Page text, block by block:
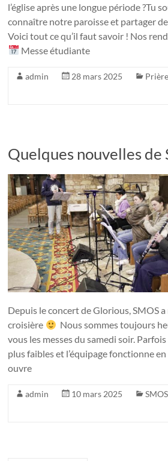
l’église après une longue période ?Tu
connaître notre paroisse et partager
Voici tout ce qu’il faut savoir ! Nos
Messe étudiante
admin 28 mars 2025 Prière
Quelques nouvelles de
Depuis le concert de Glorious, SMOS
croisière
Nous sommes toujours
vous les messes du samedi soir.
plus faibles et l’équipage fonctionne
ouvre
admin 10 mars 2025